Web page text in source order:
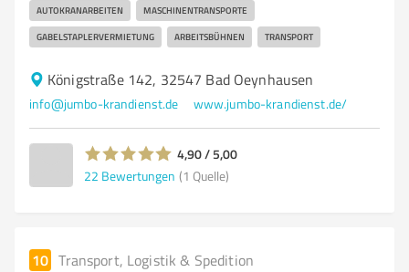
AUTOKRANARBEITEN MASCHINENTRANSPORTE
GABELSTAPLERVERMIETUNG ARBEITSBÜHNEN TRANSPORT
Königstraße 142, 32547 Bad Oeynhausen
info@jumbo-krandienst.de www.jumbo-krandienst.de/
4,90 / 5,00
22 Bewertungen (1 Quelle)
10 Transport, Logistik & Spedition